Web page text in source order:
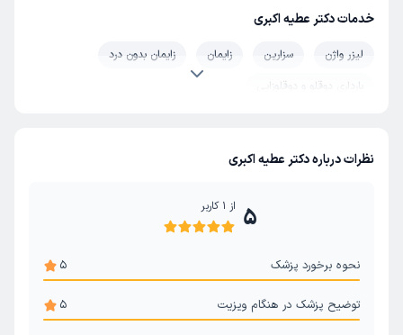
خدمات دکتر عطیه اکبری
لیزر واژن سزارین زایمان
زایمان بدون درد
بارداری دوقلو و دوقلوزایی
نظرات درباره دکتر عطیه اکبری
5 از 1 کاربر
نحوه برخورد پزشک 5
توضیح پزشک در هنگام ویزیت 5